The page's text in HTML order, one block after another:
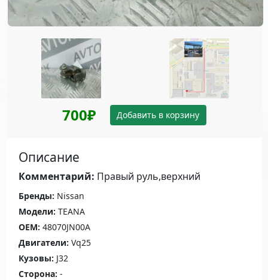
700₽ Добавить в корзину
Описание
Комментарий: Правый руль,верхний
Бренды: Nissan
Модели: TEANA
OEM: 48070JN00A
Двигатели: Vq25
Кузовы: J32
Сторона: -